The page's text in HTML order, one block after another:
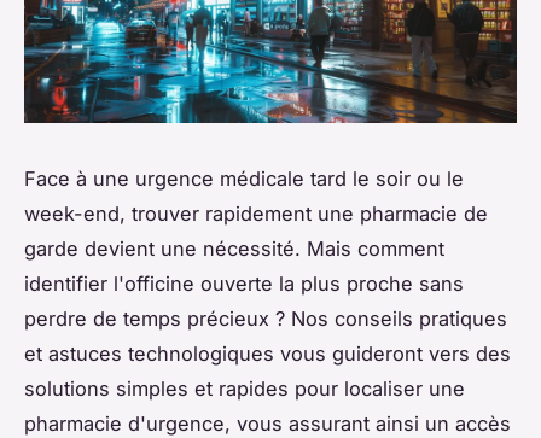
Face à une urgence médicale tard le soir ou le
week-end, trouver rapidement une pharmacie de
garde devient une nécessité. Mais comment
identifier l'officine ouverte la plus proche sans
perdre de temps précieux ? Nos conseils pratiques
et astuces technologiques vous guideront vers des
solutions simples et rapides pour localiser une
pharmacie d'urgence, vous assurant ainsi un accès